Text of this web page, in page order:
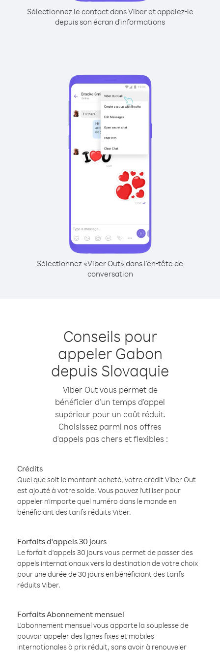
Sélectionnez le contact dans Viber et appelez-le
depuis son écran d'informations
Sélectionnez «Viber Out» dans l'en-tête de
conversation
Conseils pour
appeler Gabon
depuis Slovaquie
Viber Out vous permet de
bénéficier d'un temps d'appel
supérieur pour un coût réduit.
Choisissez parmi nos offres
d'appels pas chers et flexibles :
Crédits
Quel que soit le montant acheté, votre crédit Viber Out
est ajouté à votre solde. Vous pouvez l'utiliser pour
appeler n'importe quel numéro dans le monde en
bénéficiant des tarifs réduits Viber.
Forfaits d'appels 30 jours
Le forfait d'appels 30 jours vous permet de passer des
appels internationaux vers la destination de votre choix
pour une durée de 30 jours en bénéficiant des tarifs
réduits Viber.
Forfaits Abonnement mensuel
L'abonnement mensuel vous apporte la souplesse de
pouvoir appeler des lignes fixes et mobiles
internationales à prix réduit, sans avoir à renouveler